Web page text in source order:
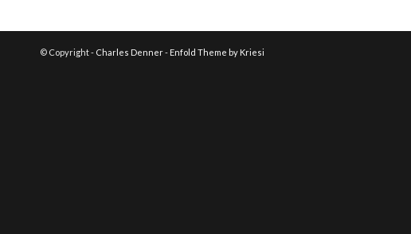
© Copyright - Charles Denner- Enfold Theme by Kriesi